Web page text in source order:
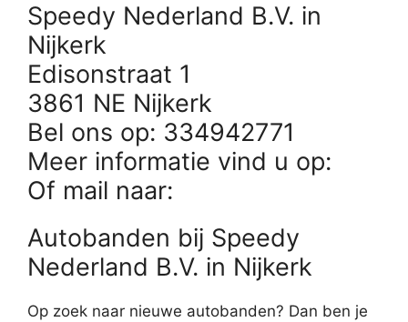
Speedy Nederland B.V. in
Nijkerk
Edisonstraat 1
3861 NE Nijkerk
Bel ons op: 334942771
Meer informatie vind u op:
Of mail naar:
Autobanden bij Speedy
Nederland B.V. in Nijkerk
Op zoek naar nieuwe autobanden? Dan ben je